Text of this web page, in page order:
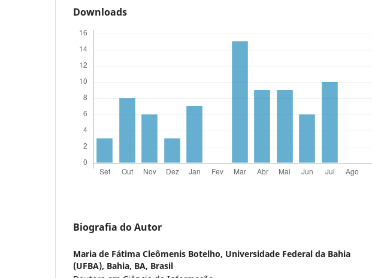
Downloads
Biografia do Autor
Maria de Fátima Cleômenis Botelho, Universidade Federal da Bahia
(UFBA), Bahia, BA, Brasil